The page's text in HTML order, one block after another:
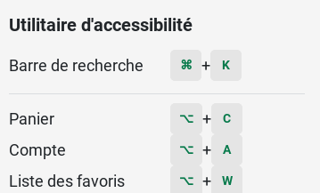
Utilitaire d'accessibilité
Barre de recherche ⌘ + K
Panier ⌥ + C
Compte ⌥ + A
Liste des favoris ⌥ + W
Menu
2